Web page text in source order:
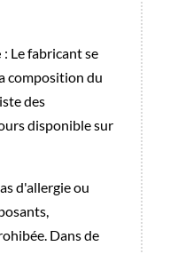
: Le fabricant se
composition du
des
disponible sur
d'allergie ou
Dans de